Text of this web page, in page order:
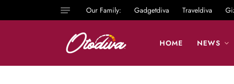
Our Family: Gadgetdiva Traveldiva
HOME NEWS